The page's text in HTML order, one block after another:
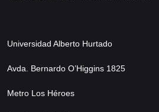
Universidad Alberto Hurtado
Avda. Bernardo O’Higgins 1825
Metro Los Héroes